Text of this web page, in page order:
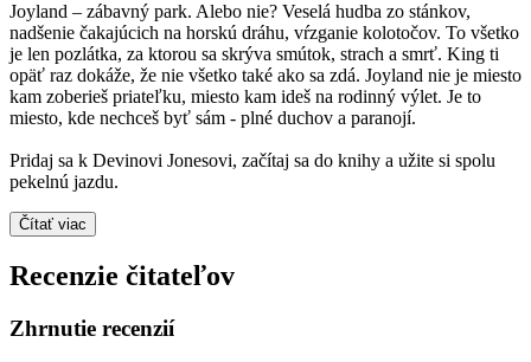
Joyland – zábavný park. Alebo nie? Veselá hudba zo stánkov,
nadšenie čakajúcich na horskú dráhu, vŕzganie kolotočov. To všetko
je len pozlátka, za ktorou sa skrýva smútok, strach a smrť. King ti
opäť raz dokáže, že nie všetko také ako sa zdá. Joyland nie je miesto
kam zoberieš priateľku, miesto kam ideš na rodinný výlet. Je to
miesto, kde nechceš byť sám - plné duchov a paranojí.
Pridaj sa k Devinovi Jonesovi, začítaj sa do knihy a užite si spolu
pekelnú jazdu.
Čítať viac
Recenzie čitateľov
Zhrnutie recenzií